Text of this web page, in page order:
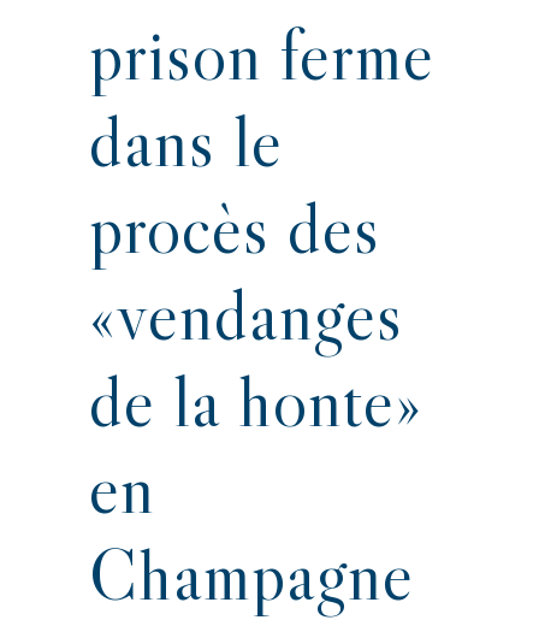
prison ferme
dans le
procès des
«vendanges
de la honte»
en
Champagne